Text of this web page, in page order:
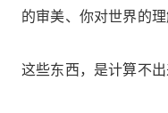
的审美、你对世界的
这些东西，是计算不出